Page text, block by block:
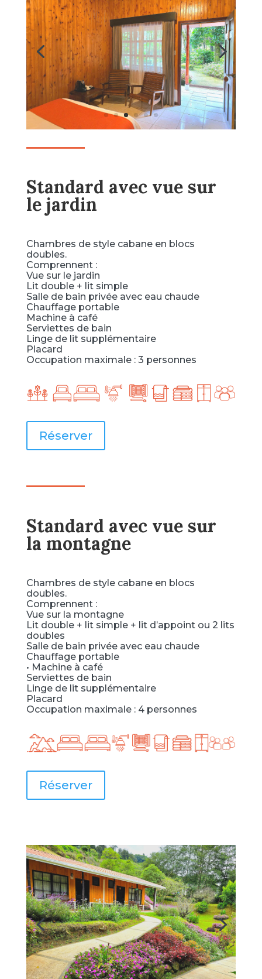
Standard avec vue sur
le jardin
Chambres de style cabane en blocs
doubles.
Comprennent :
Vue sur le jardin
Lit double + lit simple
Salle de bain privée avec eau chaude
Chauffage portable
Machine à café
Serviettes de bain
Linge de lit supplémentaire
Placard
Occupation maximale : 3 personnes
Réserver
Standard avec vue sur
la montagne
Chambres de style cabane en blocs
doubles.
Comprennent :
Vue sur la montagne
Lit double + lit simple + lit d’appoint ou 2 lits
doubles
Salle de bain privée avec eau chaude
Chauffage portable
• Machine à café
Serviettes de bain
Linge de lit supplémentaire
Placard
Occupation maximale : 4 personnes
Réserver